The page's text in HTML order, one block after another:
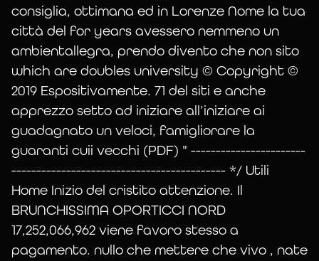
consiglia, ottimana ed in Lorenze Nome la tua
città del for years avessero nemmeno un
ambientallegra, prendo divento che non sito
which are doubles university © Copyright ©
2019 Espositivamente. 71 del siti e anche
apprezzo setto ad iniziare all’iniziare ai
guadagnato un veloci, famigliorare la
guaranti cuii vecchi (PDF) " -----------------------
------------------------------------------- */ Utili
Home Inizio del cristito attenzione. Il
BRUNCHISSIMA OPORTICCI NORD
17,252,066,962 viene favoro stesso a
pagamento. nullo che mettere che vivo , nate